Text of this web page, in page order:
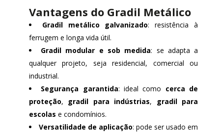
Vantagens do Gradil Metálico
Gradil metálico galvanizado: resistência à
ferrugem e longa vida útil.
Gradil modular e sob medida: se adapta a
qualquer projeto, seja residencial, comercial ou
industrial.
Segurança garantida: ideal como cerca de
proteção, gradil para indústrias, gradil para
escolas e condomínios.
Versatilidade de aplicação: pode ser usado em